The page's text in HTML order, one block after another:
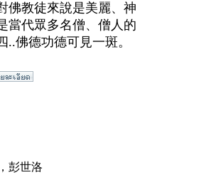
佛教徒來說是美麗、神
當代眾多名僧、僧人的
..佛德功德可見一斑。
彭世洛